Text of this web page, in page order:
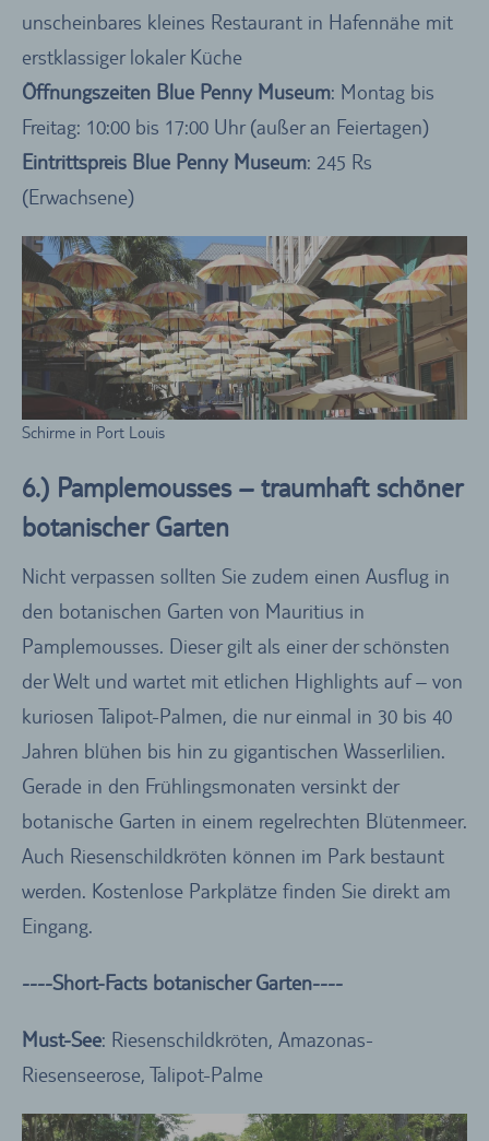
unscheinbares kleines Restaurant in Hafennähe mit
erstklassiger lokaler Küche
Öffnungszeiten Blue Penny Museum: Montag bis
Freitag: 10:00 bis 17:00 Uhr (außer an Feiertagen)
Eintrittspreis Blue Penny Museum: 245 Rs
(Erwachsene)
Schirme in Port Louis
6.) Pamplemousses – traumhaft schöner
botanischer Garten
Nicht verpassen sollten Sie zudem einen Ausflug in
den botanischen Garten von Mauritius in
Pamplemousses. Dieser gilt als einer der schönsten
der Welt und wartet mit etlichen Highlights auf – von
kuriosen Talipot-Palmen, die nur einmal in 30 bis 40
Jahren blühen bis hin zu gigantischen Wasserlilien.
Gerade in den Frühlingsmonaten versinkt der
botanische Garten in einem regelrechten Blütenmeer.
Auch Riesenschildkröten können im Park bestaunt
werden. Kostenlose Parkplätze finden Sie direkt am
Eingang.
----Short-Facts botanischer Garten----
Must-See: Riesenschildkröten, Amazonas-
Riesenseerose, Talipot-Palme